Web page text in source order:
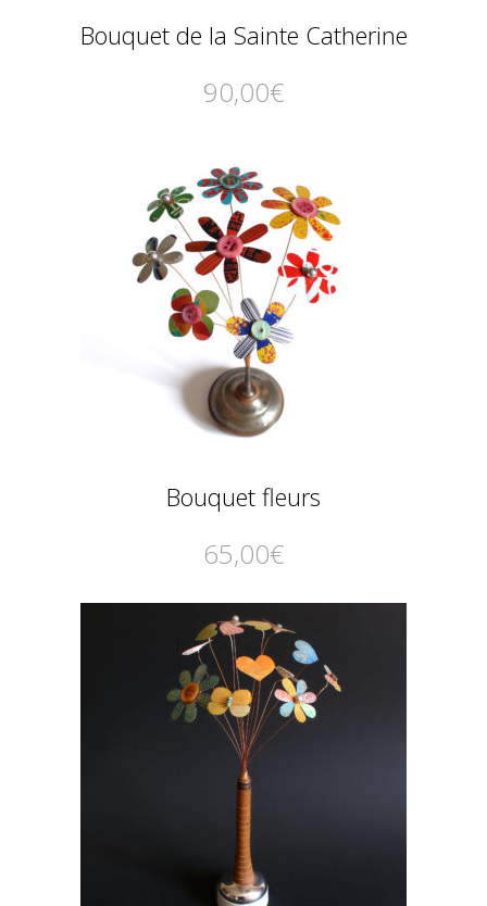
Bouquet de la Sainte Catherine
90,00€
Bouquet fleurs
65,00€